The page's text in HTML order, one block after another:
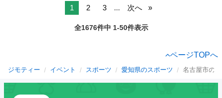
1 2 3 ... 次へ
全1676件中 1-50件表示
ページTOPへ
ジモティー イベント スポーツ 愛知県のスポーツ 名古屋市の